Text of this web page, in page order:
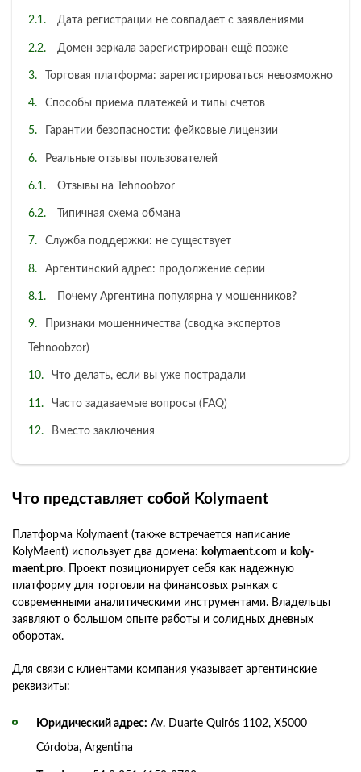
Дата регистрации не совпадает с заявлениями
Домен зеркала зарегистрирован ещё позже
Торговая платформа: зарегистрироваться невозможно
Способы приема платежей и типы счетов
Гарантии безопасности: фейковые лицензии
Реальные отзывы пользователей
Отзывы на Tehnoobzor
Типичная схема обмана
Служба поддержки: не существует
Аргентинский адрес: продолжение серии
Почему Аргентина популярна у мошенников?
Признаки мошенничества (сводка экспертов
Tehnoobzor)
Что делать, если вы уже пострадали
Часто задаваемые вопросы (FAQ)
Вместо заключения
Что представляет собой Kolymaent
Платформа Kolymaent (также встречается написание
KolyMaent) использует два домена: kolymaent.com и koly-
maent.pro. Проект позиционирует себя как надежную
платформу для торговли на финансовых рынках с
современными аналитическими инструментами. Владельцы
заявляют о большом опыте работы и солидных дневных
оборотах.
Для связи с клиентами компания указывает аргентинские
реквизиты:
Юридический адрес: Av. Duarte Quirós 1102, X5000
Córdoba, Argentina